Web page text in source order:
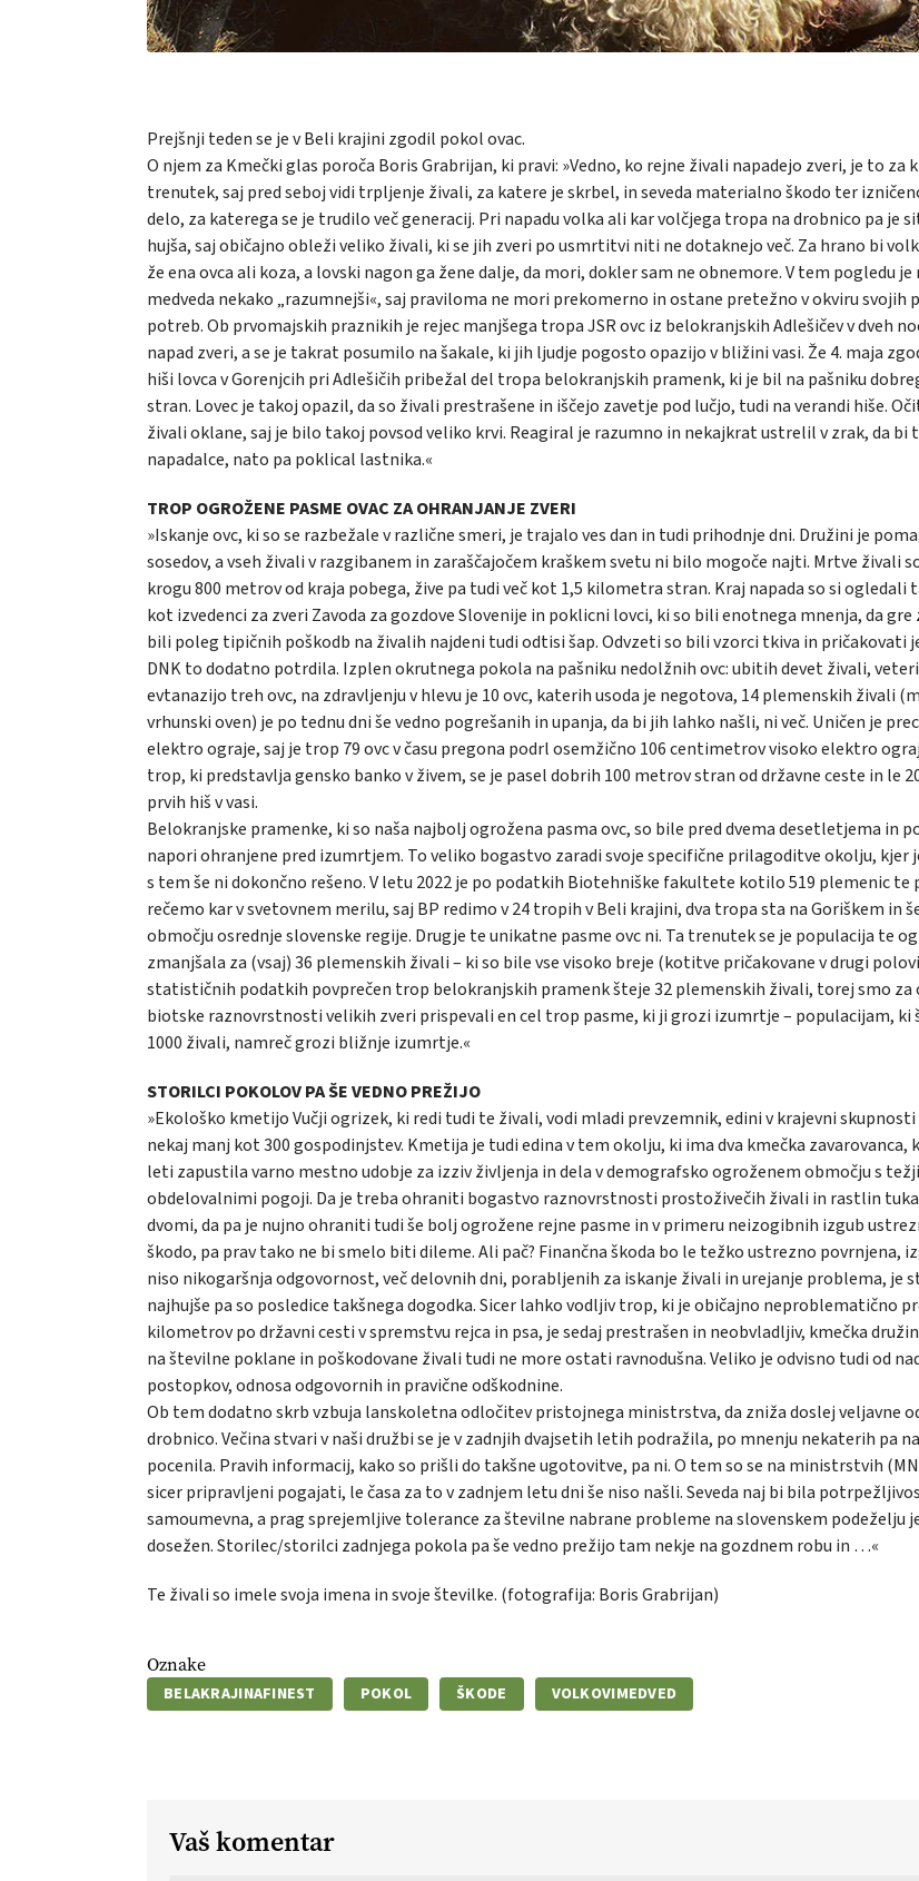
Prejšnji teden se je v Beli krajini zgodil pokol ovac.
O njem za Kmečki glas poroča Boris Grabrijan, ki pravi: »Vedno, ko rejne živali napadejo zveri, je to za
trenutek, saj pred seboj vidi trpljenje živali, za katere je skrbel, in seveda materialno škodo ter
delo, za katerega se je trudilo več generacij. Pri napadu volka ali kar volčjega tropa na drobnico pa je
hujša, saj običajno obleži veliko živali, ki se jih zveri po usmrtitvi niti ne dotaknejo več. Za hrano bi
že ena ovca ali koza, a lovski nagon ga žene dalje, da mori, dokler sam ne obnemore. V tem pogledu je
medveda nekako „razumnejši«, saj praviloma ne mori prekomerno in ostane pretežno v okviru svojih
potreb. Ob prvomajskih praznikih je rejec manjšega tropa JSR ovc iz belokranjskih Adlešičev v dveh
napad zveri, a se je takrat posumilo na šakale, ki jih ljudje pogosto opazijo v bližini vasi. Že 4. maja
hiši lovca v Gorenjcih pri Adlešičih pribežal del tropa belokranjskih pramenk, ki je bil na pašniku
stran. Lovec je takoj opazil, da so živali prestrašene in iščejo zavetje pod lučjo, tudi na verandi hiše.
živali oklane, saj je bilo takoj povsod veliko krvi. Reagiral je razumno in nekajkrat ustrelil v zrak, da bi
napadalce, nato pa poklical lastnika.«
TROP OGROŽENE PASME OVAC ZA OHRANJANJE ZVERI
»Iskanje ovc, ki so se razbežale v različne smeri, je trajalo ves dan in tudi prihodnje dni. Družini je
sosedov, a vseh živali v razgibanem in zaraščajočem kraškem svetu ni bilo mogoče najti. Mrtve živali
krogu 800 metrov od kraja pobega, žive pa tudi več kot 1,5 kilometra stran. Kraj napada so si
kot izvedenci za zveri Zavoda za gozdove Slovenije in poklicni lovci, ki so bili enotnega mnenja, da gre
bili poleg tipičnih poškodb na živalih najdeni tudi odtisi šap. Odvzeti so bili vzorci tkiva in pričakovati
DNK to dodatno potrdila. Izplen okrutnega pokola na pašniku nedolžnih ovc: ubitih devet živali,
evtanazijo treh ovc, na zdravljenju v hlevu je 10 ovc, katerih usoda je negotova, 14 plemenskih živali
vrhunski oven) je po tednu dni še vedno pogrešanih in upanja, da bi jih lahko našli, ni več. Uničen je
elektro ograje, saj je trop 79 ovc v času pregona podrl osemžično 106 centimetrov visoko elektro
trop, ki predstavlja gensko banko v živem, se je pasel dobrih 100 metrov stran od državne ceste in le
prvih hiš v vasi.
Belokranjske pramenke, ki so naša najbolj ogrožena pasma ovc, so bile pred dvema desetletjema in
napori ohranjene pred izumrtjem. To veliko bogastvo zaradi svoje specifične prilagoditve okolju, kjer
s tem še ni dokončno rešeno. V letu 2022 je po podatkih Biotehniške fakultete kotilo 519 plemenic te
rečemo kar v svetovnem merilu, saj BP redimo v 24 tropih v Beli krajini, dva tropa sta na Goriškem in
območju osrednje slovenske regije. Drugje te unikatne pasme ovc ni. Ta trenutek se je populacija te
zmanjšala za (vsaj) 36 plemenskih živali – ki so bile vse visoko breje (kotitve pričakovane v drugi
statističnih podatkih povprečen trop belokranjskih pramenk šteje 32 plemenskih živali, torej smo za
biotske raznovrstnosti velikih zveri prispevali en cel trop pasme, ki ji grozi izumrtje – populacijam,
1000 živali, namreč grozi bližnje izumrtje.«
STORILCI POKOLOV PA ŠE VEDNO PREŽIJO
»Ekološko kmetijo Vučji ogrizek, ki redi tudi te živali, vodi mladi prevzemnik, edini v krajevni
nekaj manj kot 300 gospodinjstev. Kmetija je tudi edina v tem okolju, ki ima dva kmečka zavarovanca,
leti zapustila varno mestno udobje za izziv življenja in dela v demografsko ogroženem območju s
obdelovalnimi pogoji. Da je treba ohraniti bogastvo raznovrstnosti prostoživečih živali in rastlin
dvomi, da pa je nujno ohraniti tudi še bolj ogrožene rejne pasme in v primeru neizogibnih izgub
škodo, pa prav tako ne bi smelo biti dileme. Ali pač? Finančna škoda bo le težko ustrezno povrnjena,
niso nikogaršnja odgovornost, več delovnih dni, porabljenih za iskanje živali in urejanje problema, je
najhujše pa so posledice takšnega dogodka. Sicer lahko vodljiv trop, ki je običajno neproblematično
kilometrov po državni cesti v spremstvu rejca in psa, je sedaj prestrašen in neobvladljiv, kmečka
na številne poklane in poškodovane živali tudi ne more ostati ravnodušna. Veliko je odvisno tudi od
postopkov, odnosa odgovornih in pravične odškodnine.
Ob tem dodatno skrb vzbuja lanskoletna odločitev pristojnega ministrstva, da zniža doslej veljavne
drobnico. Večina stvari v naši družbi se je v zadnjih dvajsetih letih podražila, po mnenju nekaterih pa
pocenila. Pravih informacij, kako so prišli do takšne ugotovitve, pa ni. O tem so se na ministrstvih
sicer pripravljeni pogajati, le časa za to v zadnjem letu dni še niso našli. Seveda naj bi bila
samoumevna, a prag sprejemljive tolerance za številne nabrane probleme na slovenskem podeželju
dosežen. Storilec/storilci zadnjega pokola pa še vedno prežijo tam nekje na gozdnem robu in …«
Te živali so imele svoja imena in svoje številke. (fotografija: Boris Grabrijan)
Oznake
BELAKRAJINAFINEST POKOL ŠKODE VOLKOVIMEDVED
Vaš komentar